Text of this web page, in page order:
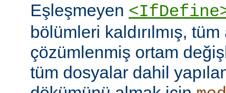
Eşleşmeyen
bölümleri kaldırılmış,
çözümlenmiş ortam
tüm dosyalar dahil